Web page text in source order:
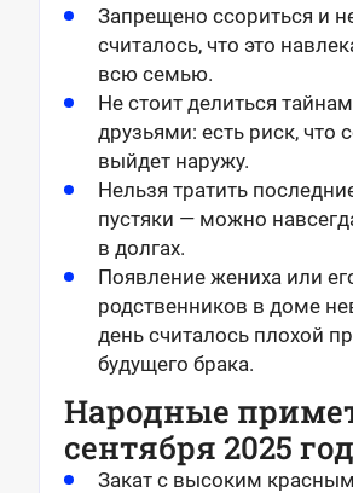
Запрещено ссориться и
считалось, что это
всю семью.
Не стоит делиться
друзьями: есть риск, что
выйдет наружу.
Нельзя тратить
пустяки — можно
в долгах.
Появление жениха или
родственников в доме
день считалось плохой
будущего брака.
Народные
сентября 2025
Закат с высоким